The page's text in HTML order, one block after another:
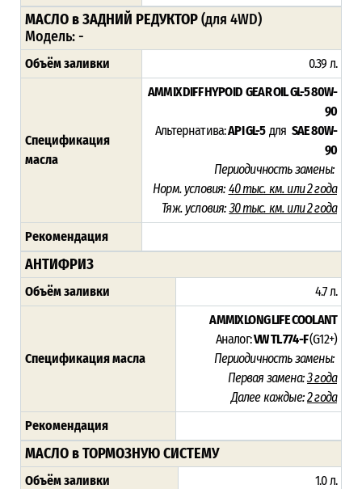
МАСЛО в ЗАДНИЙ РЕДУКТОР(для 4WD)
Модель: -
Объём заливки 0.39 л.
Спецификация
масла
AMMIX DIFF HYPOID GEAR OIL GL-5 80W-
90
Альтернатива:API GL-5 для SAE 80W-
90
Периодичность замены:
Норм. условия: 40 тыс. км. или 2 года
Тяж. условия:30 тыс. км. или 2 года
Рекомендация
АНТИФРИЗ
Объём заливки 4.7 л.
Спецификация масла
AMMIX LONG LIFE COOLANT
Аналог:VW TL 774-F(G12+)
Периодичность замены:
Первая замена:3 года
Далее каждые:2 года
Рекомендация
МАСЛО в ТОРМОЗНУЮ СИСТЕМУ
Объём заливки 1.0 л.